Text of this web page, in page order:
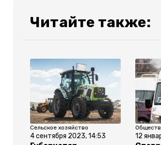
Читайте также:
Сельское хозяйство
4 сентября 2023, 14:53 12